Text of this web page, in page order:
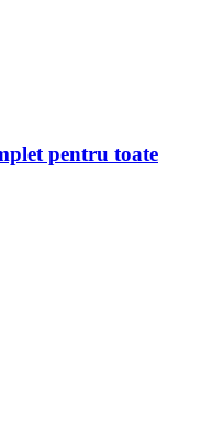
pentru toate